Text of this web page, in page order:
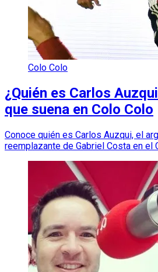
Colo Colo
¿Quién es Carlos
que suena en Colo Colo
Conoce quién es Carlos Auzqui, el
reemplazante de Gabriel Costa en el